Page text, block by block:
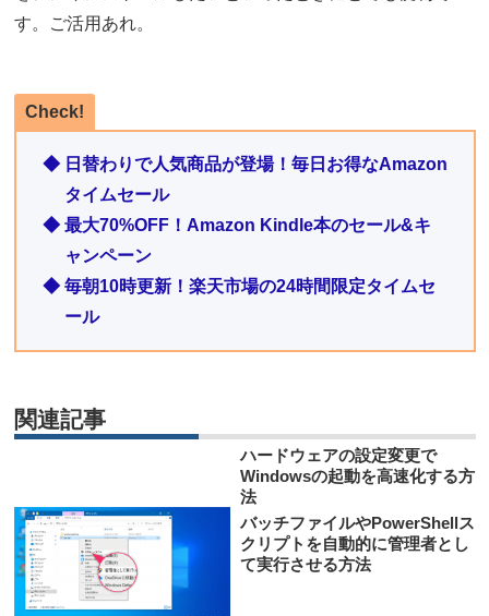
す。ご活用あれ。
Check!
◆ 日替わりで人気商品が登場！毎日お得なAmazon
タイムセール
◆ 最大70%OFF！Amazon Kindle本のセール&キ
ャンペーン
◆ 毎朝10時更新！楽天市場の24時間限定タイムセ
ール
関連記事
ハードウェアの設定変更で
Windowsの起動を高速化する方
法
バッチファイルやPowerShellス
クリプトを自動的に管理者とし
て実行させる方法